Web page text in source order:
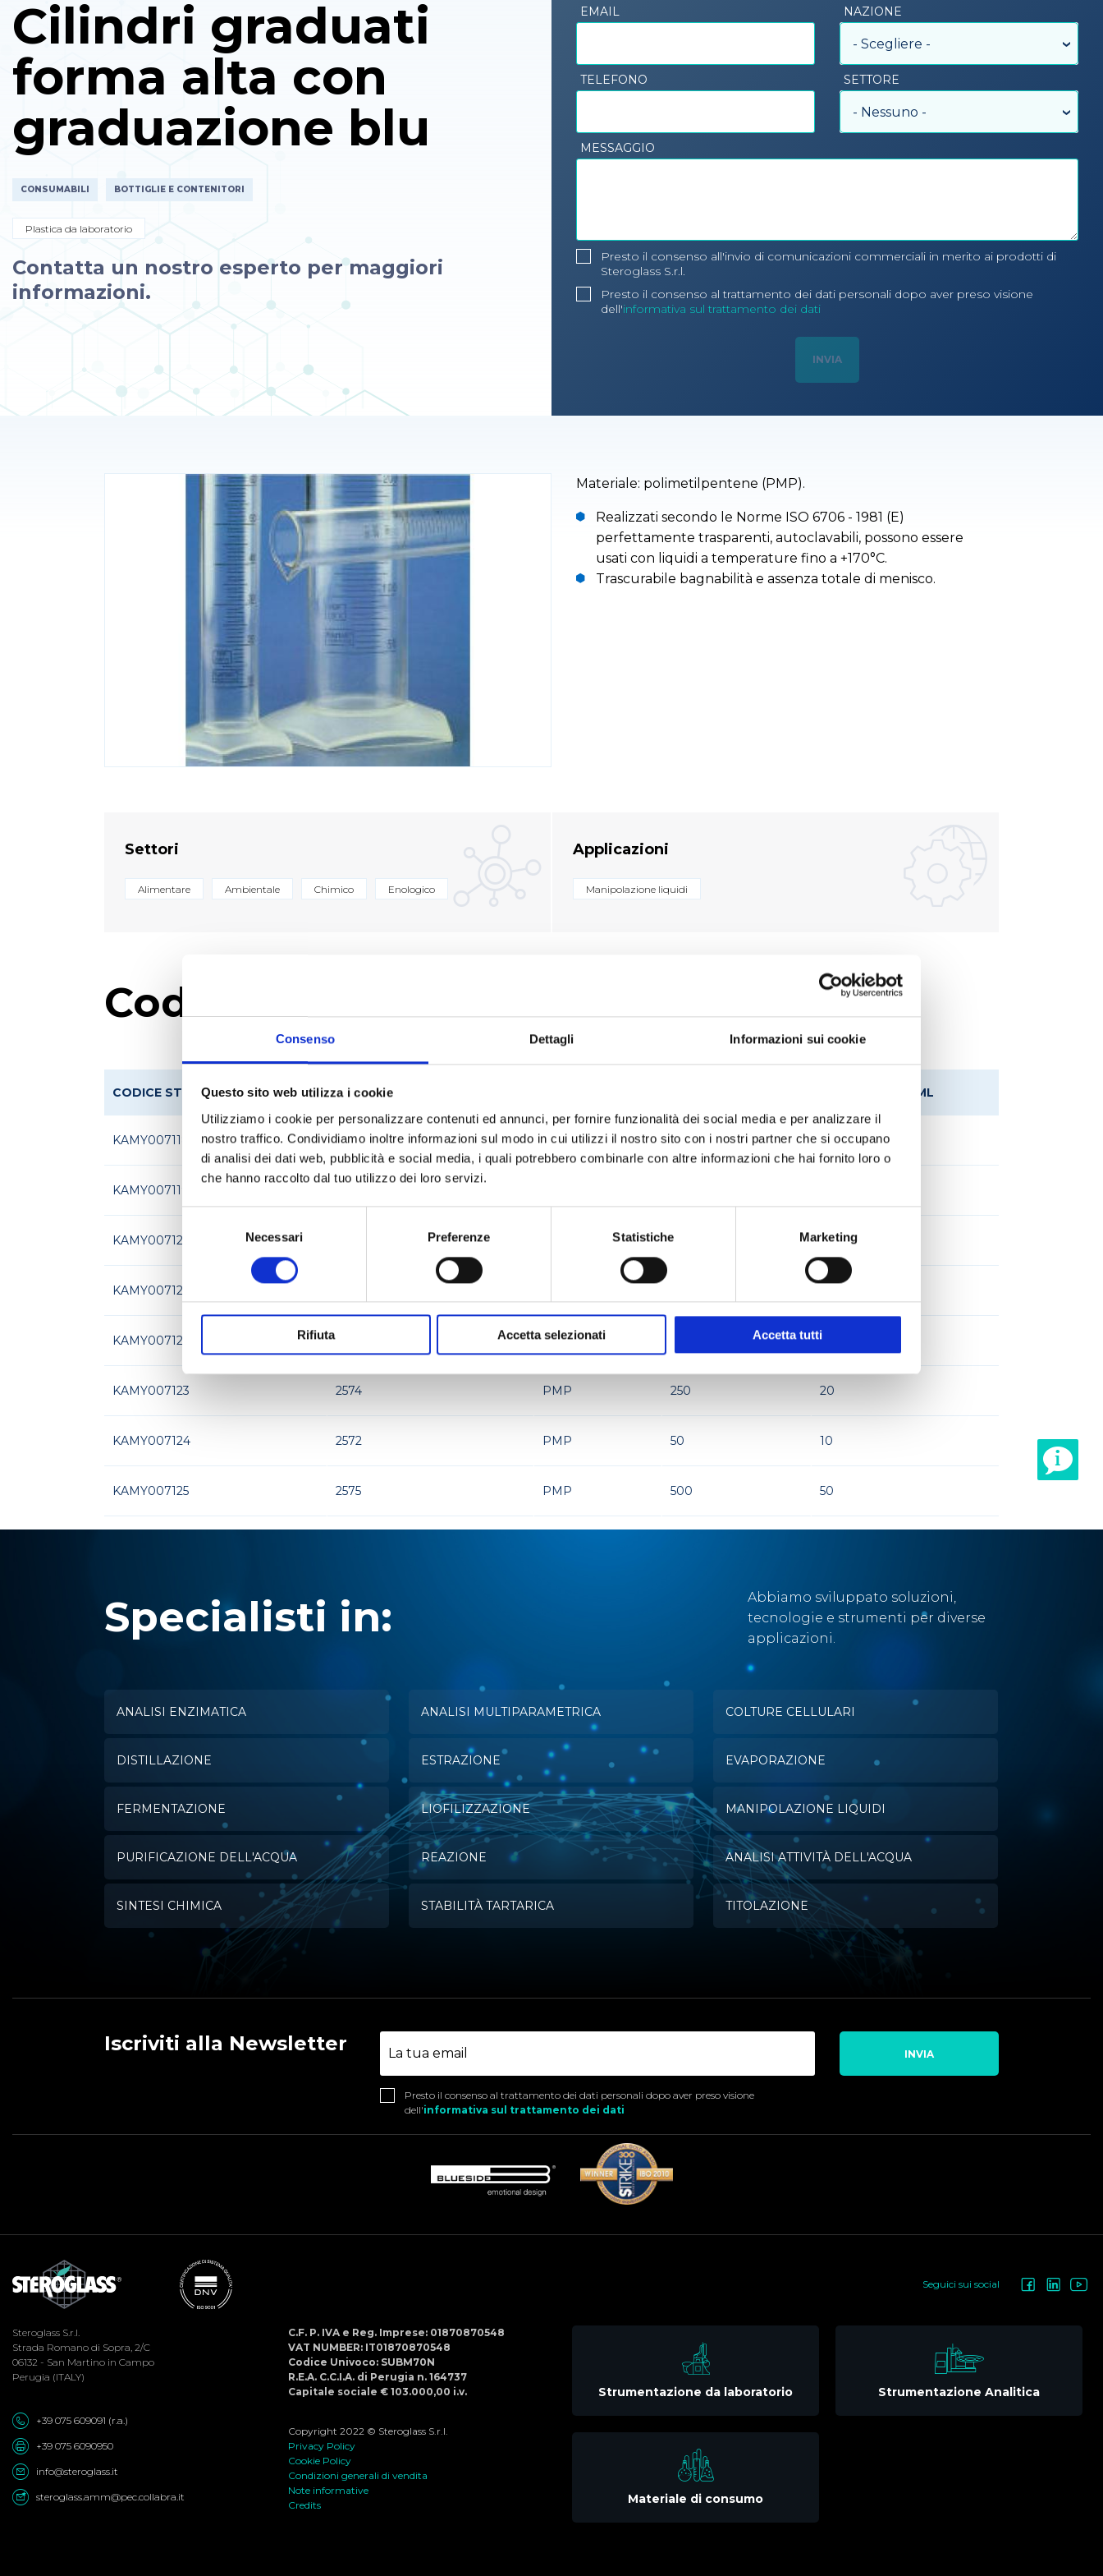
Consenso Dettagli Informazioni sui cookie
Questo sito web utilizza i cookie
Utilizziamo i cookie per personalizzare contenuti ed annunci, per fornire funzionalità dei social media e per analizzare il
nostro traffico. Condividiamo inoltre informazioni sul modo in cui utilizzi il nostro sito con i nostri partner che si occupano
di analisi dei dati web, pubblicità e social media, i quali potrebbero combinarle con altre informazioni che hai fornito loro o
che hanno raccolto dal tuo utilizzo dei loro servizi.
del
Necessari Preferenze Statistiche Marketing
Rifiuta Accetta selezionati Accetta tutti
Cilindri graduati
forma alta con
graduazione blu
CONSUMABILI BOTTIGLIE E CONTENITORI
Plastica da laboratorio
Contatta un nostro esperto per maggiori
informazioni.
EMAIL NAZIONE
- Scegliere -
TELEFONO SETTORE
- Nessuno -
MESSAGGIO
Presto il consenso all'invio di comunicazioni commerciali in merito ai prodotti di
Steroglass S.r.l.
Presto il consenso al trattamento dei dati personali dopo aver preso visione
dell'informativa sul trattamento dei dati
Materiale: polimetilpentene (PMP).
Realizzati secondo le Norme ISO 6706 - 1981 (E)
perfettamente trasparenti, autoclavabili, possono essere
usati con liquidi a temperature fino a +170°C.
Trascurabile bagnabilità e assenza totale di menisco.
Settori
Alimentare Ambientale Chimico Enologico
Applicazioni
Manipolazione liquidi
Codici prodotto
CODICE STEROGLASS CODICE FORNITORE GRADUAZIONE ML
KAMY007118 2576 PMP 1000 100
KAMY007119
KAMY007120 10 2
KAMY007121
KAMY007122 PMP 5
KAMY007123 2574 PMP 250 20
KAMY007124 2572 PMP 50 10
KAMY007125 2575 PMP 500 50
Specialisti in:
Abbiamo sviluppato soluzioni,
tecnologie e strumenti per diverse
applicazioni.
ANALISI ENZIMATICA ANALISI MULTIPARAMETRICA COLTURE CELLULARI
DISTILLAZIONE ESTRAZIONE EVAPORAZIONE
FERMENTAZIONE LIOFILIZZAZIONE MANIPOLAZIONE LIQUIDI
PURIFICAZIONE DELL'ACQUA REAZIONE ANALISI ATTIVITÀ DELL'ACQUA
SINTESI CHIMICA STABILITÀ TARTARICA TITOLAZIONE
Iscriviti alla Newsletter
Presto il consenso al trattamento dei dati personali dopo aver preso visione
dell'informativa sul trattamento dei dati
INVIA
Menu
Seguici sui social
Steroglass S.r.l.
Strada Romano di Sopra, 2/C
06132 - San Martino in Campo
Perugia (ITALY)
+39 075 609091 (r.a.)
+39 075 6090950
info@steroglass.it
steroglass.amm@pec.collabra.it
C.F. P. IVA e Reg. Imprese: 01870870548
VAT NUMBER: IT01870870548
Codice Univoco: SUBM70N
R.E.A. C.C.I.A. di Perugia n. 164737
Capitale sociale € 103.000,00 i.v.
Copyright 2022 © Steroglass S.r.l.
Privacy Policy
Cookie Policy
Condizioni generali di vendita
Note informative
Credits
Strumentazione da laboratorio Strumentazione Analitica
Materiale di consumo